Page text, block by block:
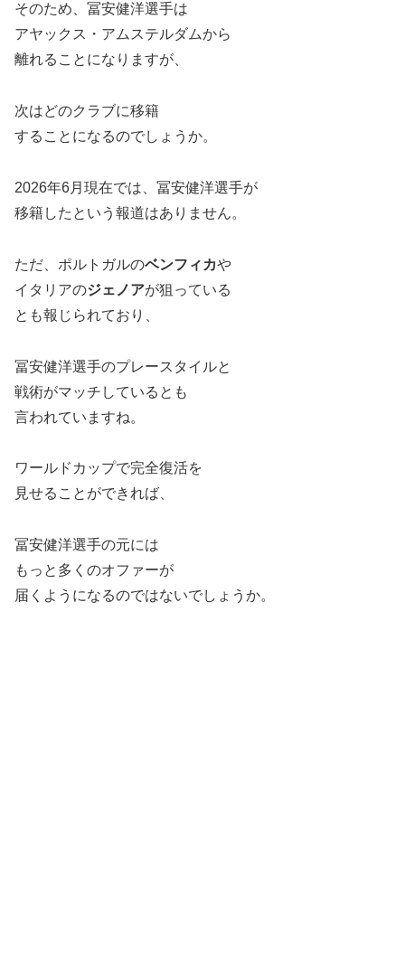
そのため、冨安健洋選手は
アヤックス・アムステルダムから
離れることになりますが、
次はどのクラブに移籍
することになるのでしょうか。
2026年6月現在では、冨安健洋選手が
移籍したという報道はありません。
ただ、ポルトガルのベンフィカや
イタリアのジェノアが狙っている
とも報じられており、
冨安健洋選手のプレースタイルと
戦術がマッチしているとも
言われていますね。
ワールドカップで完全復活を
見せることができれば、
冨安健洋選手の元には
もっと多くのオファーが
届くようになるのではないでしょうか。